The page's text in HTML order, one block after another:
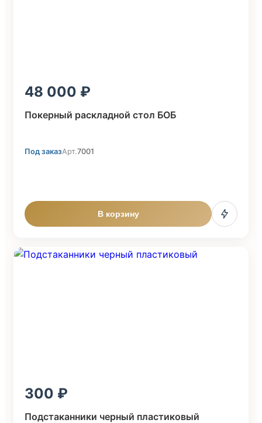
48 000
Покерный раскладной стол БОБ
Под заказАрт.7001
В корзину
300
Подстаканники черный пластиковый